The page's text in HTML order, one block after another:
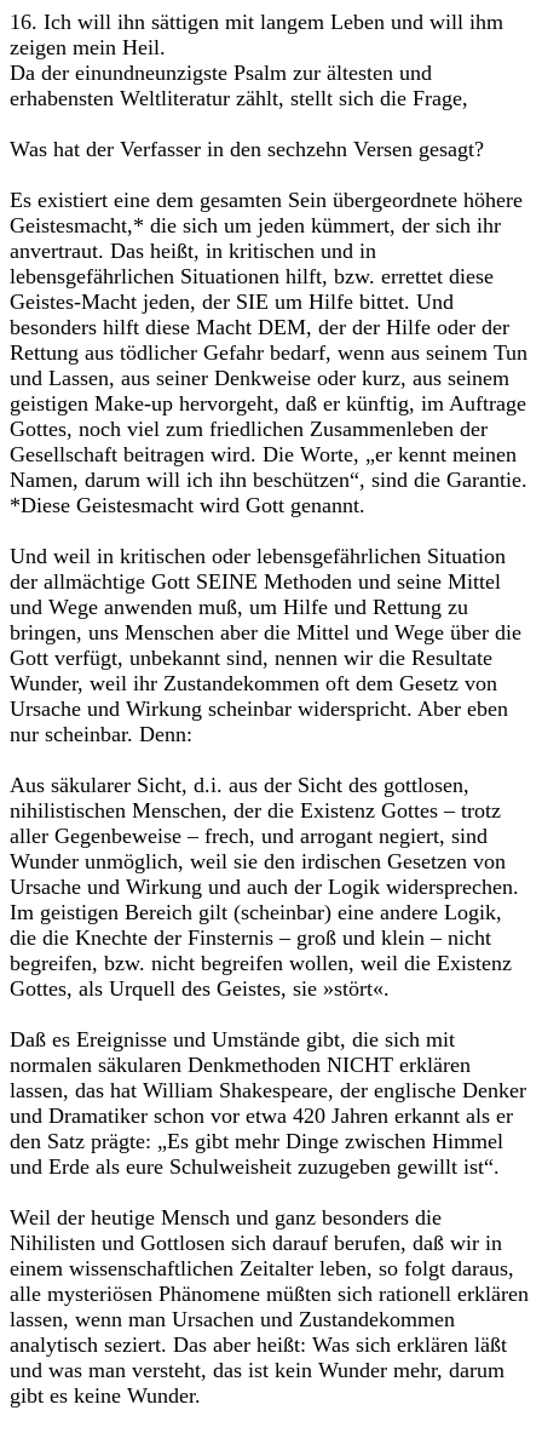
16. Ich will ihn sättigen mit langem Leben und will ihm
zeigen mein Heil.
Da der einundneunzigste Psalm zur ältesten und
erhabensten Weltliteratur zählt, stellt sich die Frage,
Was hat der Verfasser in den sechzehn Versen gesagt?
Es existiert eine dem gesamten Sein übergeordnete höhere
Geistes­macht,* die sich um jeden kümmert, der sich ihr
anvertraut. Das heißt, in kritischen und in
lebensgefährlichen Situationen hilft, bzw. errettet diese
Geistes-Macht jeden, der SIE um Hilfe bittet. Und
besonders hilft diese Macht DEM, der der Hilfe oder der
Rettung aus tödlicher Gefahr bedarf, wenn aus seinem Tun
und Lassen, aus seiner Denkweise oder kurz, aus seinem
geistigen Make-up hervorgeht, daß er künftig, im Auf­trage
Gottes, noch viel zum friedlichen Zusammenleben der
Gesellschaft beitragen wird. Die Worte, „er kennt meinen
Namen, darum will ich ihn beschützen“, sind die Garantie.
*Diese Geistesmacht wird Gott genannt.
Und weil in kritischen oder lebensgefährlichen Situation
der allmäch­tige Gott SEINE Methoden und seine Mittel
und Wege anwenden muß, um Hilfe und Rettung zu
bringen, uns Menschen aber die Mittel und Wege über die
Gott verfügt, unbekannt sind, nennen wir die Resultate
Wunder, weil ihr Zustandekommen oft dem Gesetz von
Ursache und Wirkung scheinbar widerspricht. Aber eben
nur scheinbar. Denn:
Aus säkularer Sicht, d.i. aus der Sicht des gottlosen,
nihilistischen Men­schen, der die Existenz Gottes – trotz
aller Gegenbeweise – frech, und arrogant negiert, sind
Wunder unmöglich, weil sie den irdischen Gesetz­en von
Ursache und Wirkung und auch der Logik widersprechen.
Im geistigen Bereich gilt (scheinbar) eine andere Logik,
die die Knechte der Finsternis – groß und klein – nicht
begreifen, bzw. nicht begreifen wollen, weil die Existenz
Gottes, als Urquell des Geistes, sie »stört«.
Daß es Ereignisse und Umstände gibt, die sich mit
normalen säkularen Denkmethoden NICHT erklären
lassen, das hat William Shakespeare, der englische Denker
und Dramatiker schon vor etwa 420 Jahren erkannt als er
den Satz prägte: „Es gibt mehr Dinge zwischen Himmel
und Erde als eure Schulweisheit zuzugeben gewillt ist“.
Weil der heutige Mensch und ganz besonders die
Nihilisten und Gott­losen sich darauf berufen, daß wir in
einem wissenschaftlichen Zeitalter leben, so folgt daraus,
alle mysteriösen Phänomene müßten sich rationell erklären
lassen, wenn man Ursachen und Zustandekommen
analytisch seziert. Das aber heißt: Was sich erklären läßt
und was man versteht, das ist kein Wunder mehr, darum
gibt es keine Wunder.